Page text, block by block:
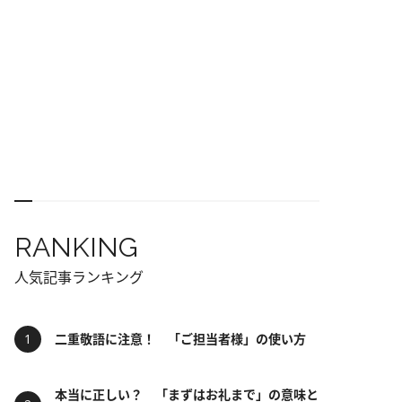
RANKING
人気記事ランキング
二重敬語に注意！ 「ご担当者様」の使い方
本当に正しい？ 「まずはお礼まで」の意味と